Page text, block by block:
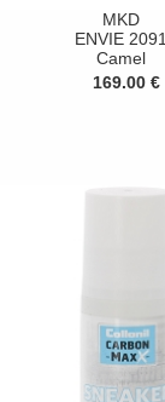
MKD
ENVIE 2091
Camel
169.00 €